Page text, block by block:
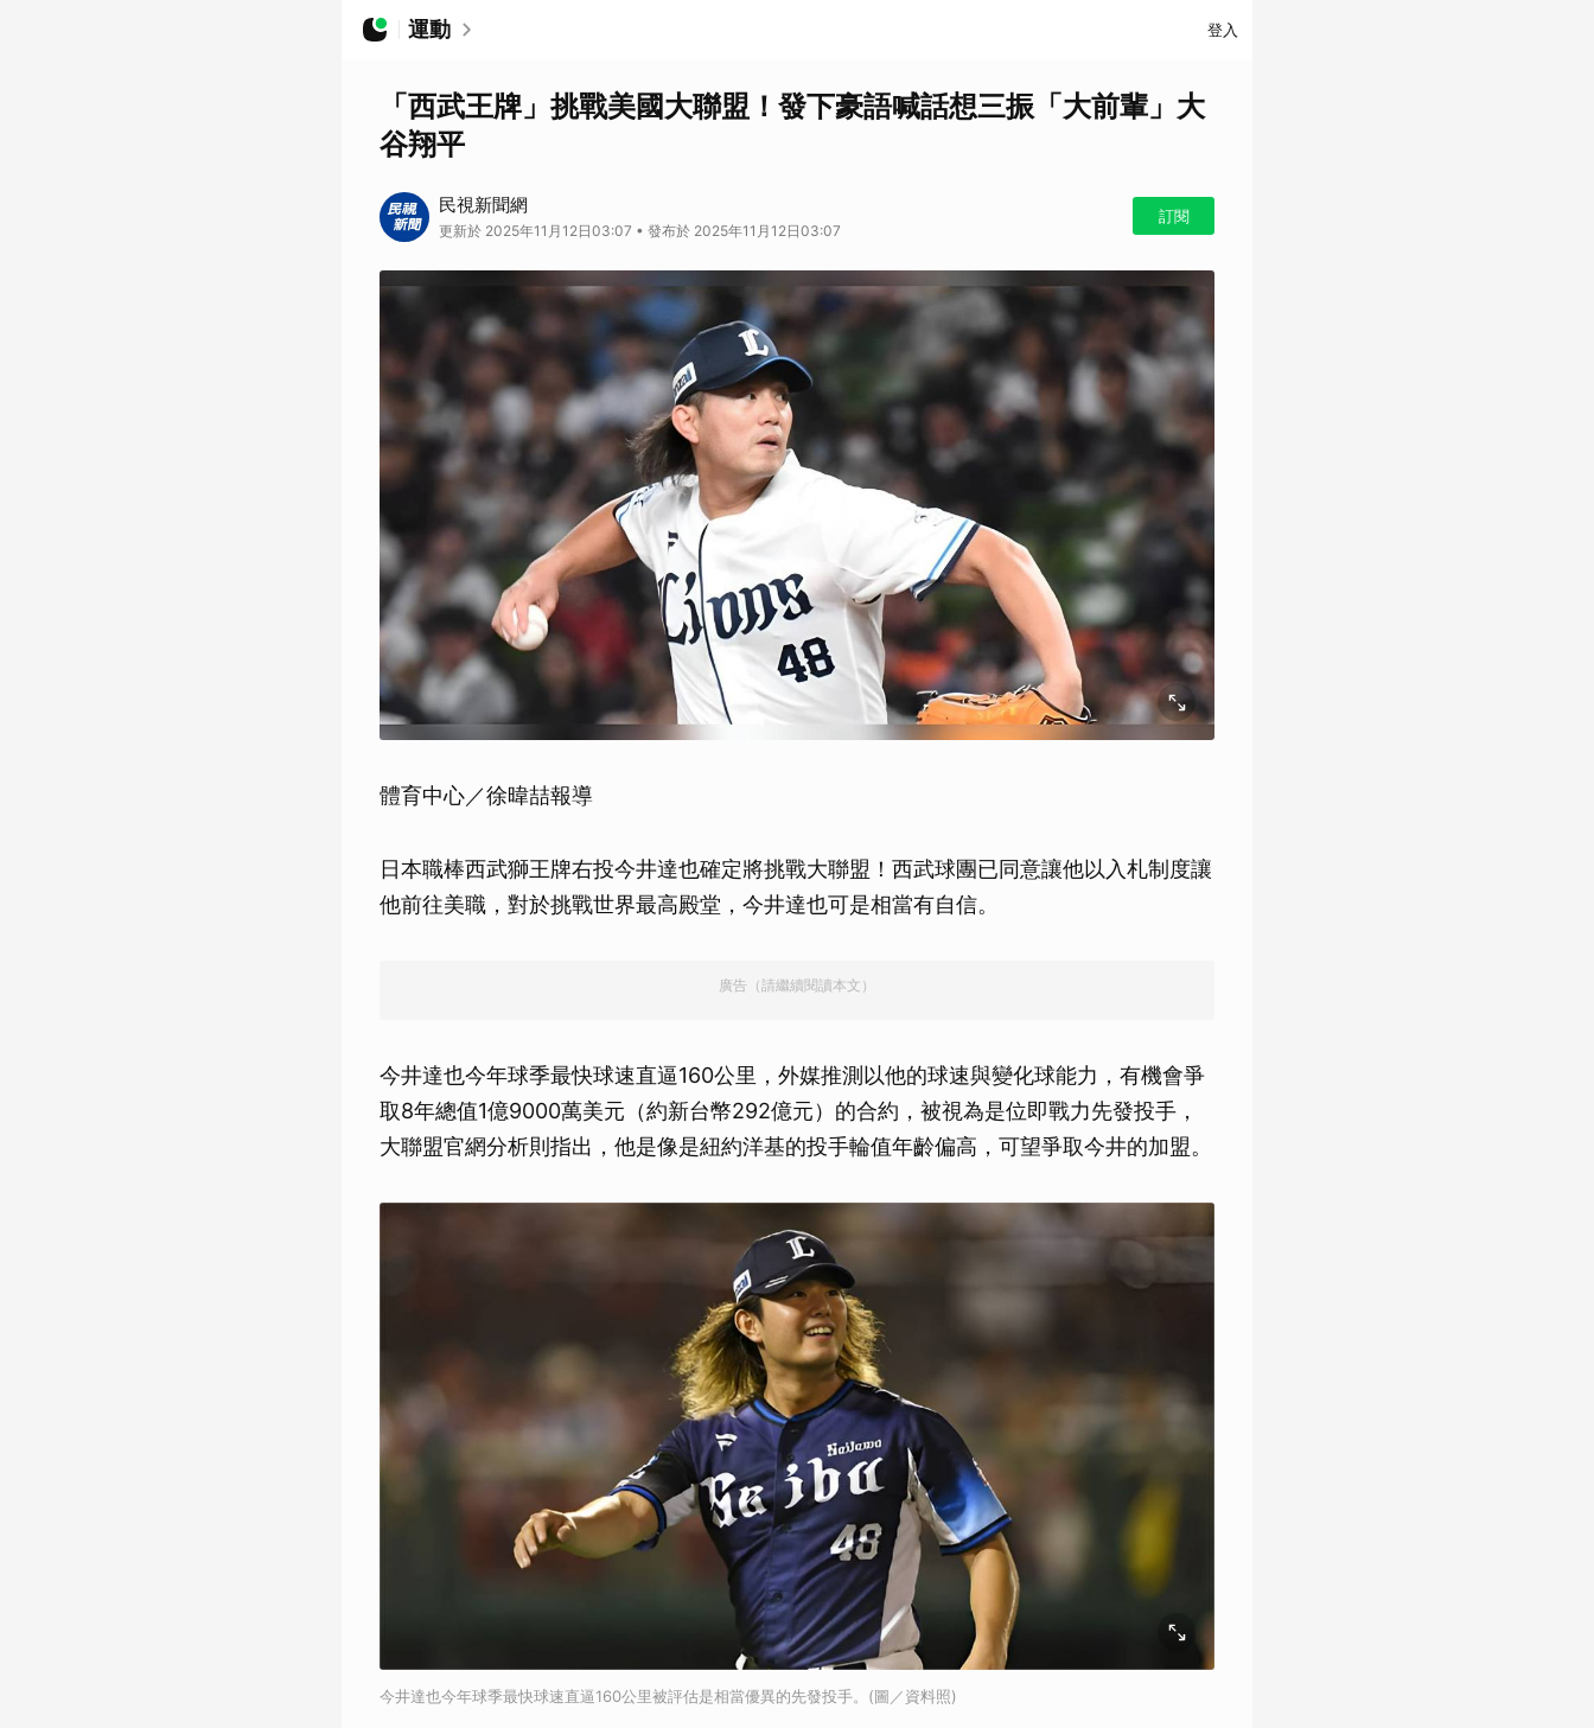
運動 登入
「西武王牌」挑戰美國大聯盟！發下豪語喊話想三振「大前輩」大
谷翔平
民視新聞網
更新於 2025年11月12日03:07 • 發布於 2025年11月12日03:07
訂閱
體育中心／徐暐喆報導
日本職棒西武獅王牌右投今井達也確定將挑戰大聯盟！西武球團已同意讓他以入札制度讓
他前往美職，對於挑戰世界最高殿堂，今井達也可是相當有自信。
廣告（請繼續閱讀本文）
今井達也今年球季最快球速直逼160公里，外媒推測以他的球速與變化球能力，有機會爭
取8年總值1億9000萬美元（約新台幣292億元）的合約，被視為是位即戰力先發投手，
大聯盟官網分析則指出，他是像是紐約洋基的投手輪值年齡偏高，可望爭取今井的加盟。
今井達也今年球季最快球速直逼160公里被評估是相當優異的先發投手。(圖／資料照)